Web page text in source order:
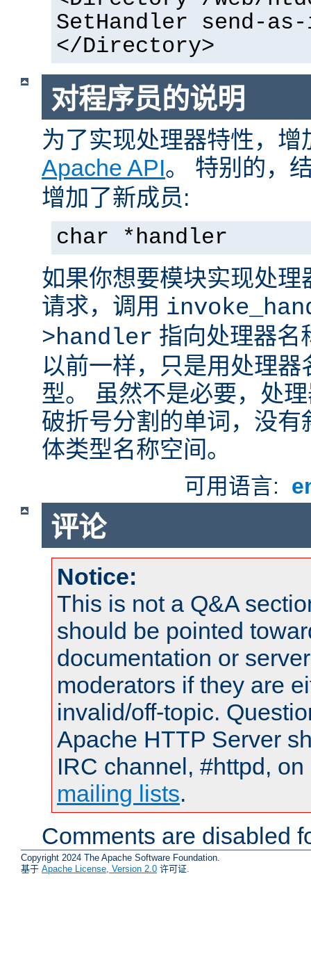
SetHandler send-
</Directory>
对程序员的说明
为了实现处理器特性，增
Apache API。 特别的，
增加了新成员:
char *handler
如果你想要模块实现处
请求，调用
>handler 指向处理器名
以前一样，只是用处理
型。 虽然不是必要，处
破折号分割的单词，没
体类型名称空间。
可用语言:
评论
Notice:
This is not a Q&A
should be pointed
documentation or
moderators if they are
invalid/off-topic.
Apache HTTP Server
IRC channel, #httpd,
mailing lists.
Comments are disabled
Copyright 2024 The Apache Software Foundation.
基于 Apache License, Version 2.0 许可证.